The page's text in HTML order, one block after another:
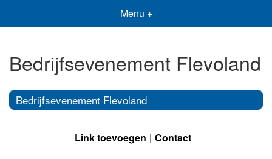
Menu +
Bedrijfsevenement Flevoland
Bedrijfsevenement Flevoland
Link toevoegen Contact